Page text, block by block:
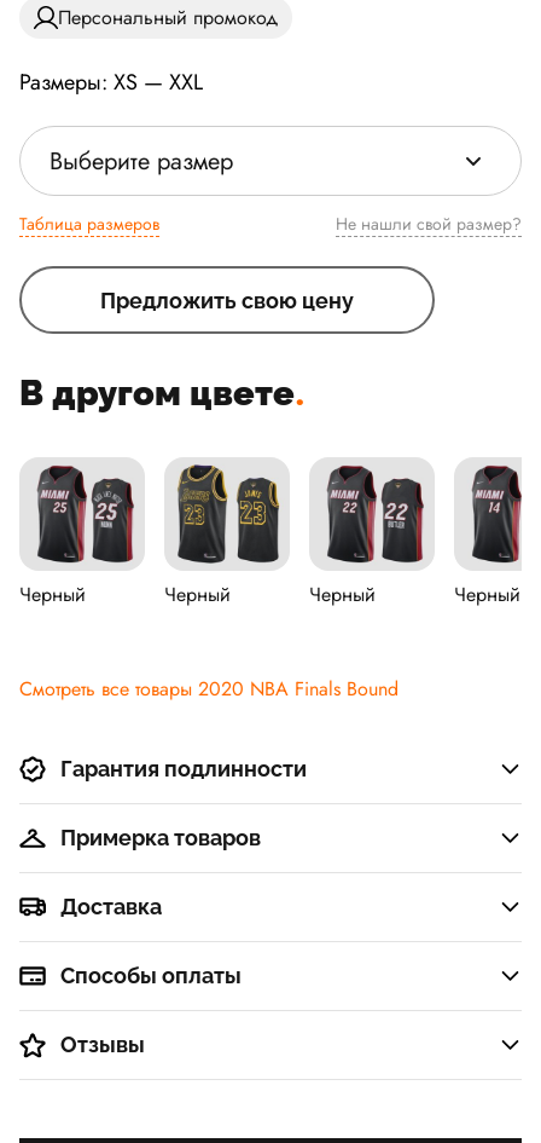
Персональный промокод
Размеры: XS — XXL
Выберите размер
Таблица размеров Не нашли свой размер?
Предложить свою цену
В другом цвете.
Черный Черный Черный Черный
Смотреть все товары 2020 NBA Finals Bound
Гарантия подлинности
Примерка товаров
Доставка
Способы оплаты
Отзывы